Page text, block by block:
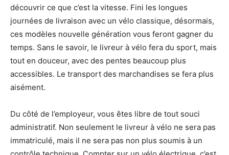
découvrir ce que c’est la vitesse. Fini les longues
journées de livraison avec un vélo classique, désormais,
ces modèles nouvelle génération vous feront gagner du
temps. Sans le savoir, le livreur à vélo fera du sport, mais
tout en douceur, avec des pentes beaucoup plus
accessibles. Le transport des marchandises se fera plus
aisément.
Du côté de l’employeur, vous êtes libre de tout souci
administratif. Non seulement le livreur à vélo ne sera pas
immatriculé, mais il ne sera pas non plus soumis à un